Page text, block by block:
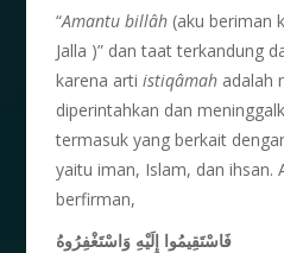
“Amantu billâh (aku beriman
Jalla )” dan taat terkandung
karena artiistiqâmah adalah
diperintahkan dan
termasuk yang berkait
yaitu iman, Islam, dan ihsan.
berfirman,
فَاسْتَقِيمُوا إِلَيْهِ وَاسْتَغْفِرُوهُ